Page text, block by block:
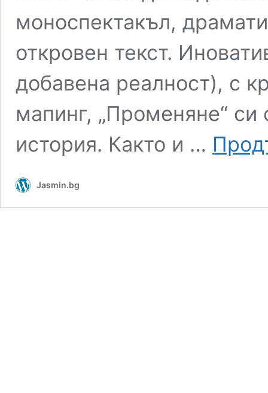
моноспектакъл,
откровен текст.
добавена реалност), с
мапинг, „Променяне“ си
история. Както и …
Jasmin.bg